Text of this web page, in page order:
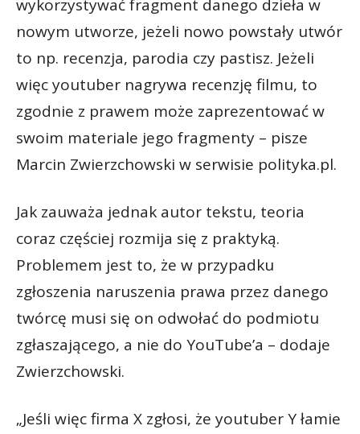
wykorzystywać fragment danego dzieła w
nowym utworze, jeżeli nowo powstały utwór
to np. recenzja, parodia czy pastisz. Jeżeli
więc youtuber nagrywa recenzję filmu, to
zgodnie z prawem może zaprezentować w
swoim materiale jego fragmenty – pisze
Marcin Zwierzchowski w serwisie polityka.pl.
Jak zauważa jednak autor tekstu, teoria
coraz częściej rozmija się z praktyką.
Problemem jest to, że w przypadku
zgłoszenia naruszenia prawa przez danego
twórcę musi się on odwołać do podmiotu
zgłaszającego, a nie do YouTube’a – dodaje
Zwierzchowski.
„Jeśli więc firma X zgłosi, że youtuber Y łamie